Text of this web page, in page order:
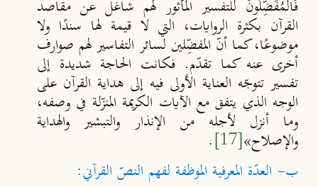
فَالْمُفَضِّلُونَ للتفسير المأثور لهم شاغل عن مقاصد
القرآن بكثرة الروايات، التي لا قيمة لها سندًا ولا
موضوعًا، كما أنّ المفضِّلين لسائر التفاسير لهم صوارف
أخرى عنه كما تقدّم. فكانت الحاجة شديدة إلى
تفسير تتوجّه العناية الأولى فيه إلى هداية القرآن على
الوجه الذي يتفق مع الآيات الكريمة المنزّلة في وصفه،
وما أنزل لأجله من الإنذار والتبشير والهداية
والإصلاح»
[17]
.
ب- العدّة المعرفية الموظفة لفهم النصّ القرآني: